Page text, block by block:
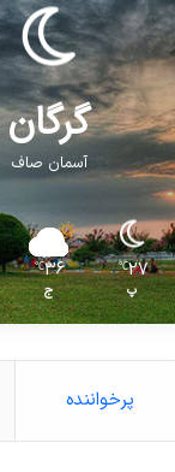
گرگان
آسمان صاف
27
℃
پ
36
℃
ج
پرخواننده